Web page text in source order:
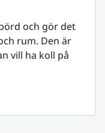
och gör det
rum. Den är
vill ha koll på